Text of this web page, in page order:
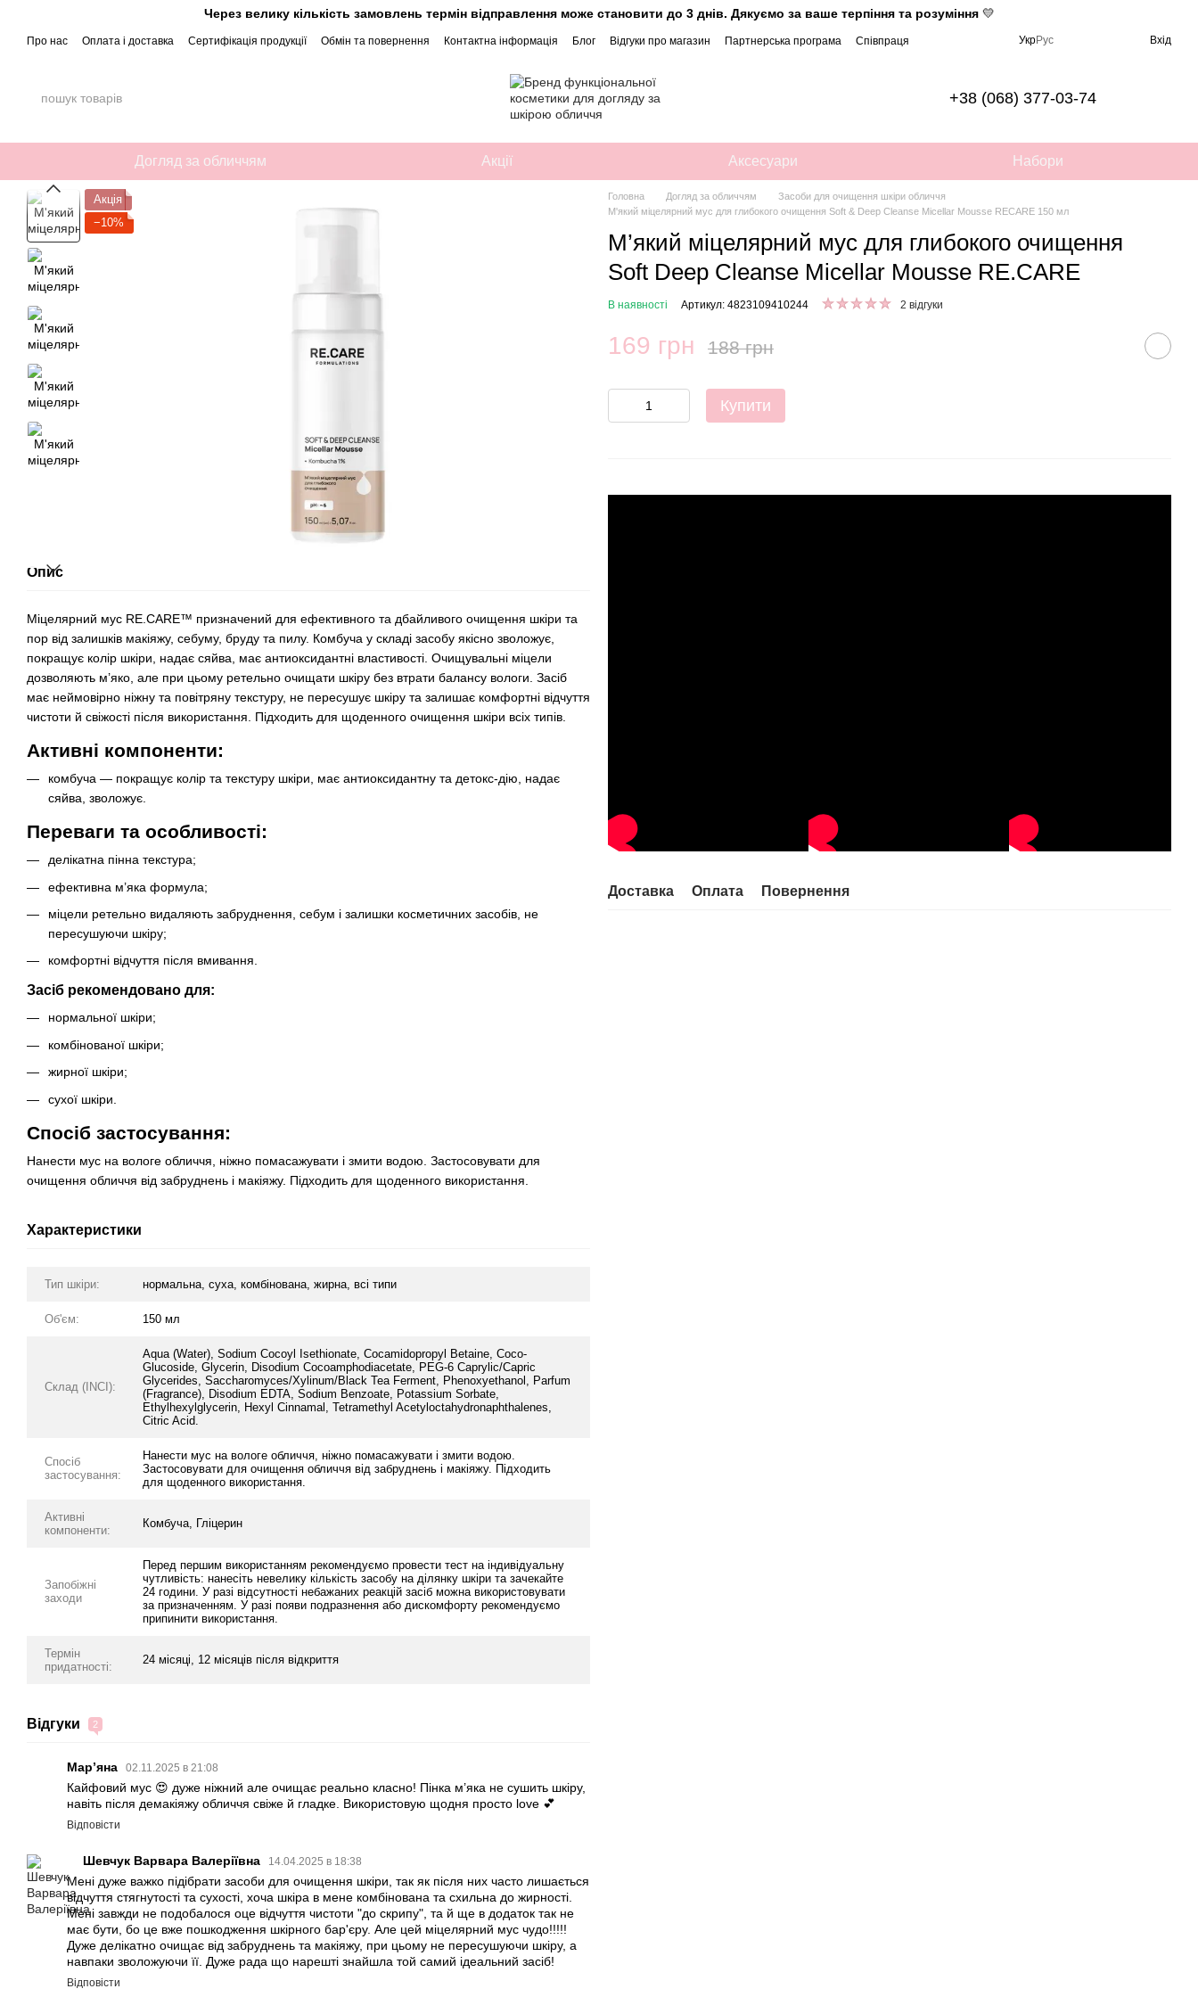
Через велику кількість замовлень термін відправлення може становити до 3 днів. Дякуємо за ваше терпіння та розуміння💛
Про нас Оплата і доставка Сертифікація продукції Обмін та повернення Контактна інформація Блог Відгуки про магазин Партнерська програма
Співпраця
УкрРус Вхід
+38 (068) 377-03-74
Догляд за обличчям Акції Аксесуари Набори
Акція
−10%
Опис
Міцелярний мус RE.CARE™ призначений для ефективного та дбайливого очищення шкіри та
пор від залишків макіяжу, себуму, бруду та пилу. Комбуча у складі засобу якісно зволожує,
покращує колір шкіри, надає сяйва, має антиоксидантні властивості. Очищувальні міцели
дозволяють м’яко, але при цьому ретельно очищати шкіру без втрати балансу вологи. Засіб
має неймовірно ніжну та повітряну текстуру, не пересушує шкіру та залишає комфортні відчуття
чистоти й свіжості після використання. Підходить для щоденного очищення шкіри всіх типів.
Активні компоненти:
комбуча — покращує колір та текстуру шкіри, має антиоксидантну та детокс-дію, надає
сяйва, зволожує.
Переваги та особливості:
делікатна пінна текстура;
ефективна м’яка формула;
міцели ретельно видаляють забруднення, себум і залишки косметичних засобів, не
пересушуючи шкіру;
комфортні відчуття після вмивання.
Засіб рекомендовано для:
нормальної шкіри;
комбінованої шкіри;
жирної шкіри;
сухої шкіри.
Спосіб застосування:
Нанести мус на вологе обличчя, ніжно помасажувати і змити водою. Застосовувати для
очищення обличчя від забруднень і макіяжу. Підходить для щоденного використання.
Характеристики
Тип шкіри: нормальна, суха, комбінована, жирна, всі типи
Об'єм: 150 мл
Склад (INCI):
Aqua (Water), Sodium Cocoyl Isethionate, Cocamidopropyl Betaine, Coco-
Glucoside, Glycerin, Disodium Cocoamphodiacetate, PEG-6 Caprylic/Capric
Glycerides, Saccharomyces/Xylinum/Black Tea Ferment, Phenoxyethanol, Parfum
(Fragrance), Disodium EDTA, Sodium Benzoate, Potassium Sorbate,
Ethylhexylglycerin, Hexyl Cinnamal, Tetramethyl Acetyloctahydronaphthalenes,
Citric Acid.
Спосіб
застосування:
Нанести мус на вологе обличчя, ніжно помасажувати і змити водою.
Застосовувати для очищення обличчя від забруднень і макіяжу. Підходить
для щоденного використання.
Активні
компоненти:
Комбуча, Гліцерин
Запобіжні
заходи
Перед першим використанням рекомендуємо провести тест на індивідуальну
чутливість: нанесіть невелику кількість засобу на ділянку шкіри та зачекайте
24 години. У разі відсутності небажаних реакцій засіб можна використовувати
за призначенням. У разі появи подразнення або дискомфорту рекомендуємо
припинити використання.
Термін
придатності:
24 місяці, 12 місяців після відкриття
Відгуки 2
Мар’яна 02.11.2025 в 21:08
Кайфовий мус 😍 дуже ніжний але очищає реально класно! Пінка м’яка не сушить шкіру,
навіть після демакіяжу обличчя свіже й гладке. Використовую щодня просто love 💕
Відповісти
Шевчук Варвара Валеріївна 14.04.2025 в 18:38
Мені дуже важко підібрати засоби для очищення шкіри, так як після них часто лишається
відчуття стягнутості та сухості, хоча шкіра в мене комбінована та схильна до жирності.
Мені завжди не подобалося оце відчуття чистоти "до скрипу", та й ще в додаток так не
має бути, бо це вже пошкодження шкірного бар'єру. Але цей міцелярний мус чудо!!!!!
Дуже делікатно очищає від забруднень та макіяжу, при цьому не пересушуючи шкіру, а
навпаки зволожуючи її. Дуже рада що нарешті знайшла той самий ідеальний засіб!
Відповісти
Головна Догляд за обличчям
Засоби для очищення шкіри обличчя
М'який міцелярний мус для глибокого очищення Soft & Deep Cleanse Micellar Mousse RECARE 150 мл
М’який міцелярний мус для глибокого очищення
Soft Deep Cleanse Micellar Mousse RE.CARE
В наявності Артикул: 4823109410244 2 відгуки
169 грн 188 грн
Купити
Доставка Оплата Повернення